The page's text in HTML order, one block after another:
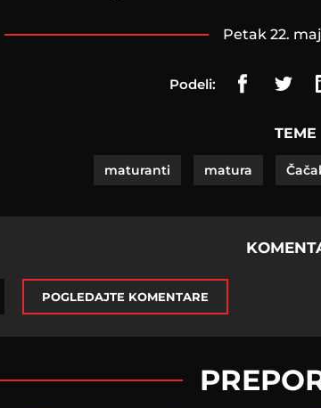
petak 22.
Podeli:
TEME
maturanti matura
POGLEDAJTE KOMENTARE